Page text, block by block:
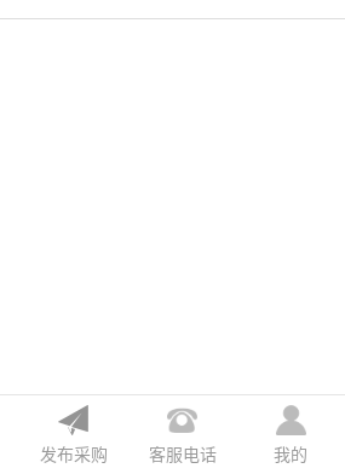
发布采购 客服电话 我的